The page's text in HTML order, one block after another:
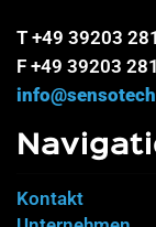
T +49 39203
F +49 39203
Kontakt